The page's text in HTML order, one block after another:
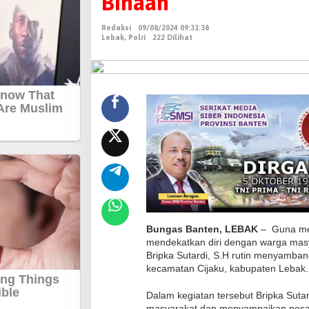
m
,
B
h
a
b
i
a
m
Redaksi
09/08/2024 09:31:38
Lebak, Polri 222 Dilihat
Bungas Banten, LEBAK– Guna
mendekatkan diri dengan warga
Bripka Sutardi, S.H rutin
kecamatan Cijaku, kabupaten
Dalam kegiatan tersebut Bripka